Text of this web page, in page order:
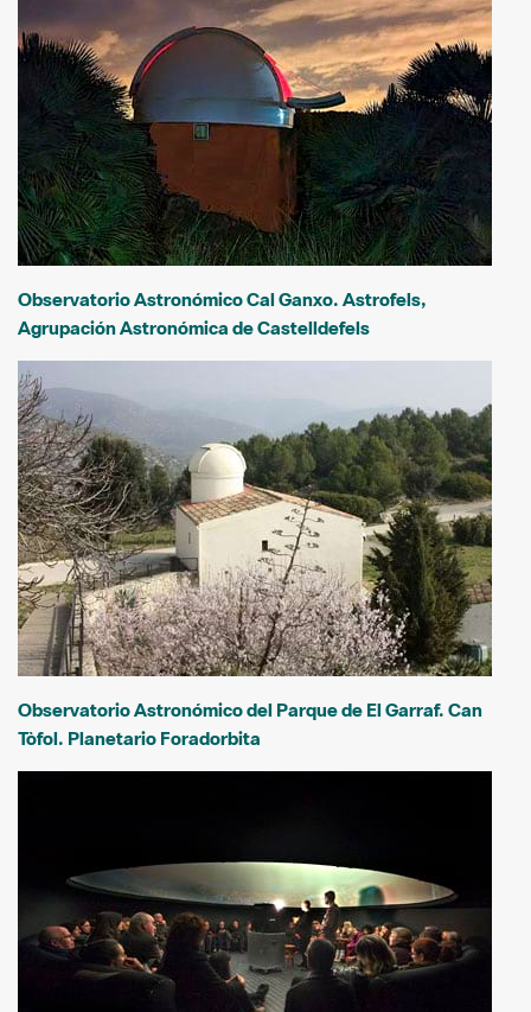
Observatorio Astronómico Cal Ganxo. Astrofels,
Agrupación Astronómica de Castelldefels
Observatorio Astronómico del Parque de El Garraf. Can
Tòfol. Planetario Foradorbita